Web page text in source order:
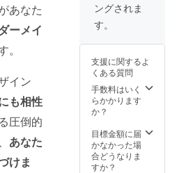
あなた
ーメイ
。
イン
も相性
圧倒的
あなた
けま
購入後5
CANPFI
REの
メッ
セージ
機能よ
り確認
を送り
ますの
で、必
原則行
た、名
インの
作成
や、入
稿デー
タの作
サポー
トは
行って
おりま
ングされま
す。
支援に関するよ
くある質問
手数料はいく
らかかります
か？
目標金額に届
かなかった場
合どうなりま
すか？